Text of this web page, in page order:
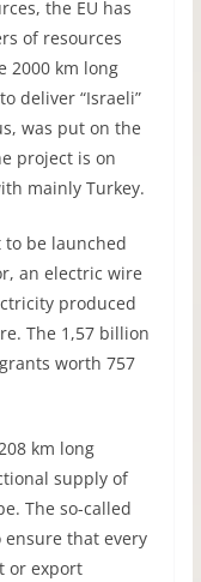
the EU has
of resources
2000 km long
deliver “Israeli”
was put on the
project is on
mainly Turkey.
to be launched
an electric wire
produced
The 1,57 billion
worth 757
km long
supply of
The so-called
ensure that every
or export